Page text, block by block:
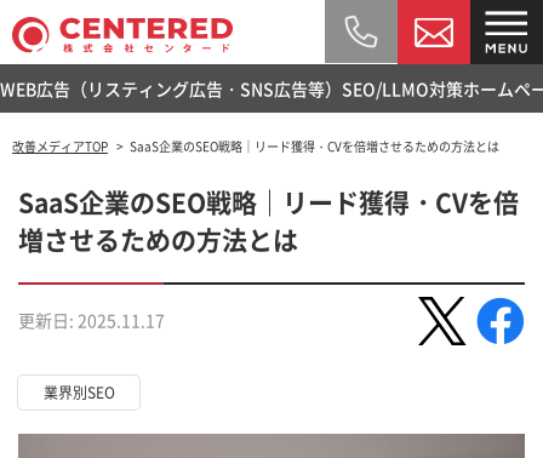
WEB広告（リスティング広告・SNS広告等） SEO/LLMO対策ホームペ
改善メディアTOP SaaS企業のSEO戦略｜リード獲得・CVを倍増させるための方法とは
SaaS企業のSEO戦略｜リード獲得・CVを倍
増させるための方法とは
更新日: 2025.11.17
業界別SEO